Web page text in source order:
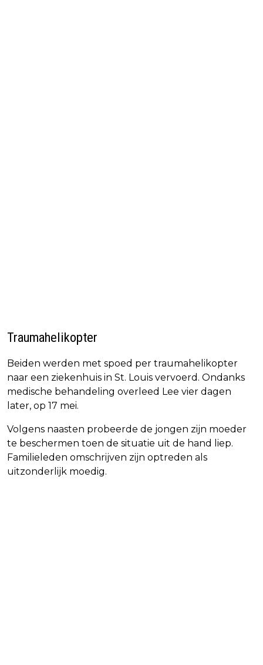
Traumahelikopter
Beiden werden met spoed per traumahelikopter
naar een ziekenhuis in St. Louis vervoerd. Ondanks
medische behandeling overleed Lee vier dagen
later, op 17 mei.
Volgens naasten probeerde de jongen zijn moeder
te beschermen toen de situatie uit de hand liep.
Familieleden omschrijven zijn optreden als
uitzonderlijk moedig.